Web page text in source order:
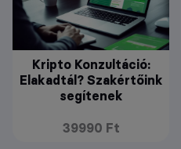
Kripto Konzultáció:
Elakadtál? Szakértőink
segítenek
39990 Ft